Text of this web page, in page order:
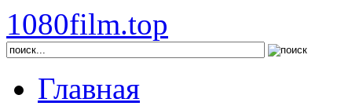
1080film.top
Главная